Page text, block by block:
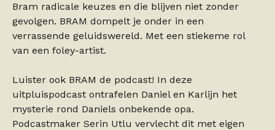
Bram radicale keuzes en die blijven niet zonder
gevolgen. BRAM dompelt je onder in een
verrassende geluidswereld. Met een stiekeme rol
van een foley-artist.
Luister ook BRAM de podcast! In deze
uitpluispodcast ontrafelen Daniel en Karlijn het
mysterie rond Daniels onbekende opa.
Podcastmaker Serin Utlu vervlecht dit met eigen